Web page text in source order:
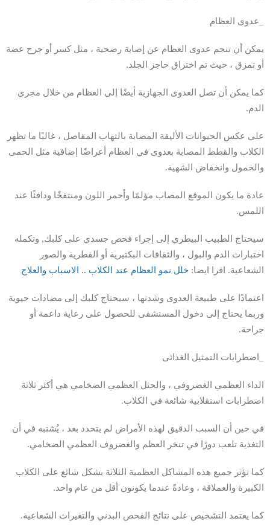
_عدوى العظام
يمكن أن تنجم عدوى العظام عن إصابة رضحية ، مثل كسر أو جرح عضة
أو تمزق ، حيث تم اختراق حاجز الجلد.
كما يمكن أن تصل العدوى الجهازية أيضًا إلى العظام من خلال مجرى
الدم.
على عكس الحيوانات الأليفة المصابة بالتهاب المفاصل ، غالبًا ما تظهر
الكلاب والقطط المصابة بعدوى في العظام أعراضًا إضافية مثل الحمى
والخمول وانخفاض الشهية.
عادة ما يكون الموقع المصاب مؤلمًا وأحمر اللون ومنتفخًا ودافئًا عند
اللمس.
سيحتاج الطبيب البيطري إلى إجراء فحص جسدي على كلبك, وتكمله
اختبارات الدم والبول ، والثقافات البكتيرية أو الفطرية والصور
الشعاعية. اقرا ايضا: خلل نمو العظام عند الكلاب .. الاسباب والعلاج
اعتمادًا على طبيعة العدوى وشدتها ، سيحتاج كلبك إلى مضادات حيوية
وربما يحتاج إلى دخول المستشفى للحصول على رعاية داعمة أو
جراحة.
_اضطرابات التمثيل الغذائى
الداء العظمي الغضروفي ، والحثل العظمي الضخامي هي أكثر ثلاثة
اضطرابات استقلابية شائعة في الكلاب.
في حين أن السبب الدقيق لهذه الأمراض لم يتحدد بعد ، يُشتبه في أن
التغذية تلعب دورًا في تنخر العظم والغضروف العظمي الضخامي.
كما تؤثر جميع هذه المشاكل العظمية الثلاثة بشكل شائع على الكلاب
الكبيرة والعملاقة ، وعادةً عندما يكونون أقل من عام واحد.
كما يعتمد التشخيص على نتائج الفحص البدني والتغيرات الشعاعية.